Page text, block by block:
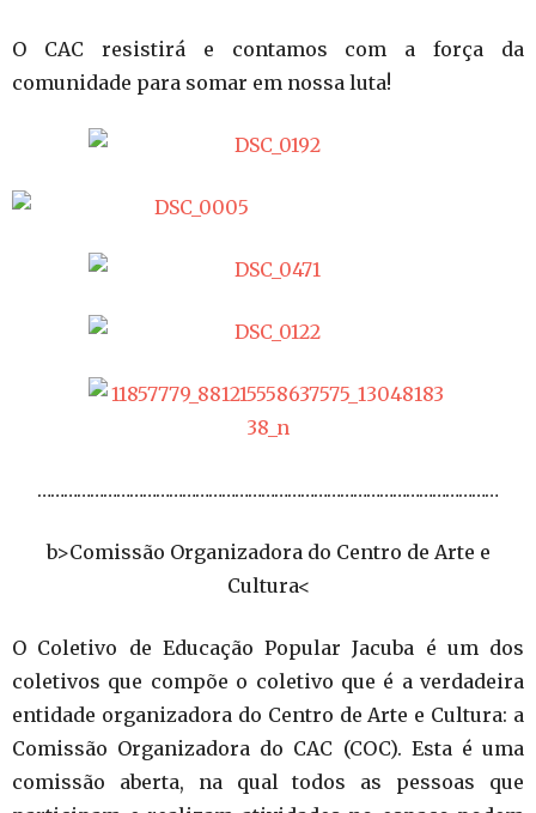
O CAC resistirá e contamos com a força da
comunidade para somar em nossa luta!
……………………………………………………………………………………………
b>Comissão Organizadora do Centro de Arte e
Cultura<
O Coletivo de Educação Popular Jacuba é um dos
coletivos que compõe o coletivo que é a verdadeira
entidade organizadora do Centro de Arte e Cultura: a
Comissão Organizadora do CAC (COC). Esta é uma
comissão aberta, na qual todos as pessoas que